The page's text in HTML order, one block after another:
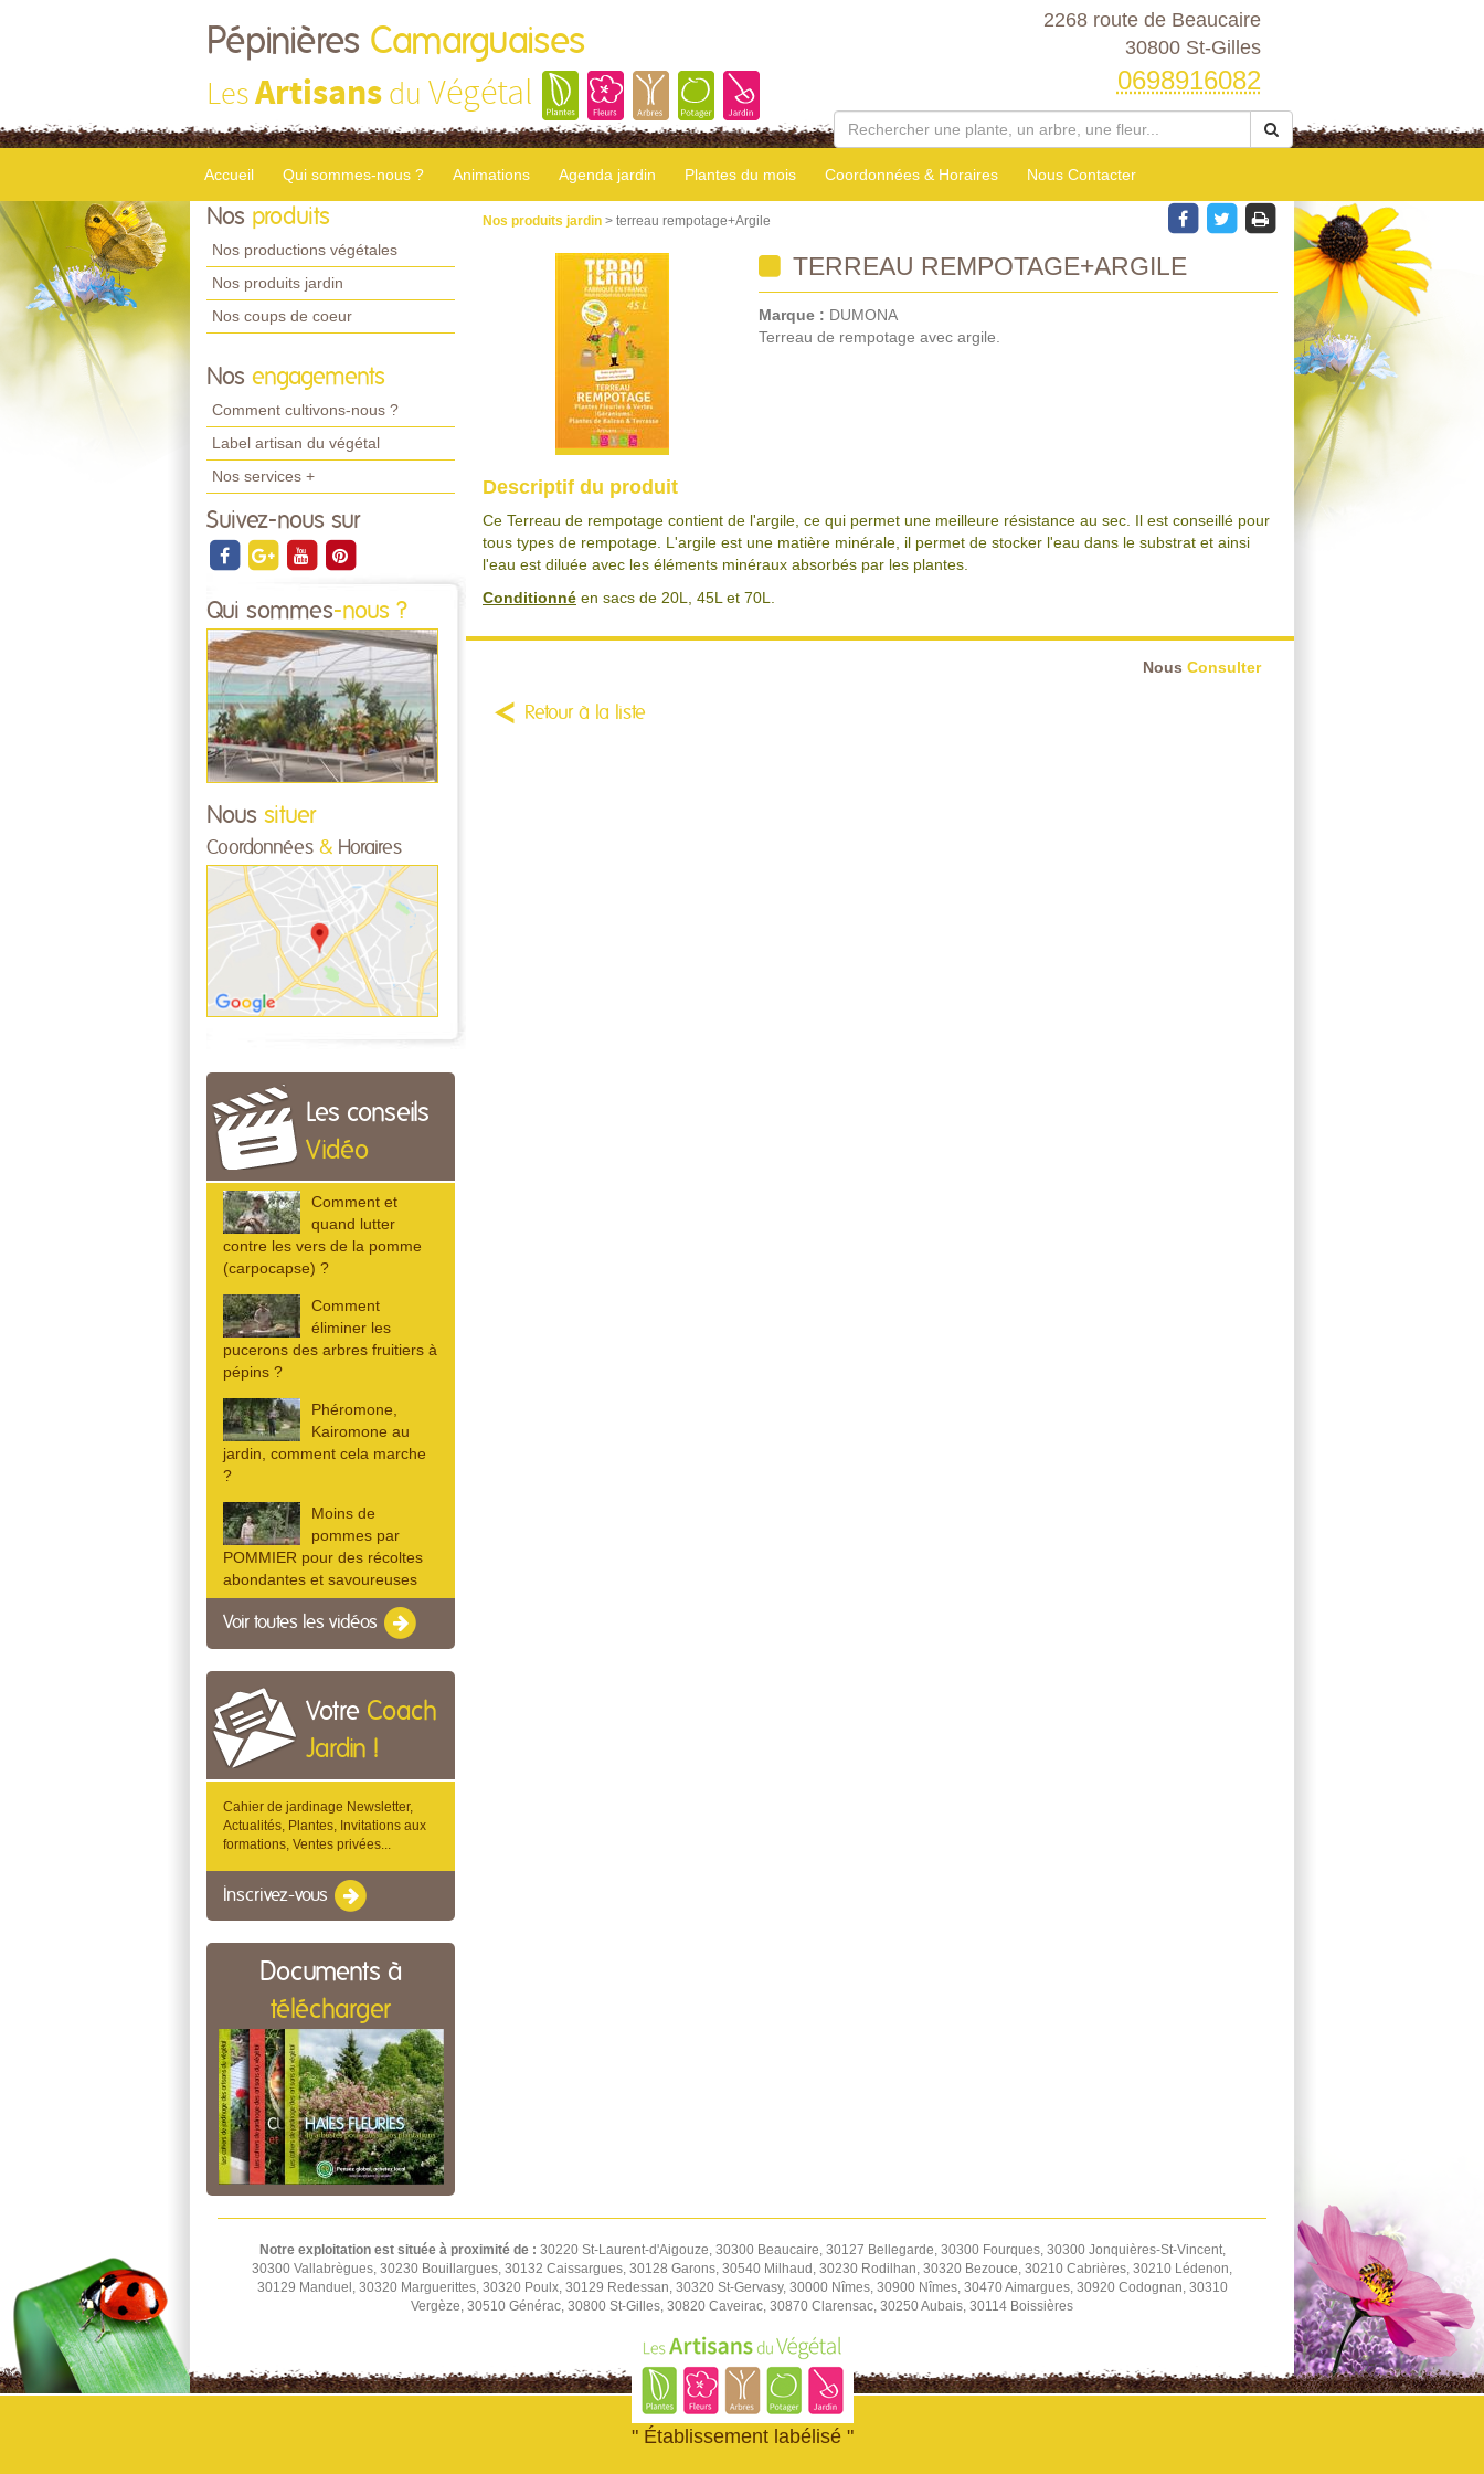
Pépinières Camarguaises
LesArtisans du Végétal
2268 route de Beaucaire
30800 St-Gilles
0698916082
Accueil Qui sommes-nous ? Animations Agenda jardin Plantes du mois Coordonnées & Horaires Nous Contacter
Nos produits
Nos productions végétales
Nos produits jardin
Nos coups de coeur
Nos engagements
Comment cultivons-nous ?
Label artisan du végétal
Nos services +
Suivez-nous sur
Qui sommes-nous ?
Nous situer
Coordonnées & Horaires
Les conseils
Vidéo
Comment et
quand lutter
contre les vers de la pomme
(carpocapse) ?
Comment
éliminer les
pucerons des arbres fruitiers à
pépins ?
Phéromone,
Kairomone au
jardin, comment cela marche
?
Moins de
pommes par
POMMIER pour des récoltes
abondantes et savoureuses
Voir toutes les vidéos
Votre Coach
Jardin !
Cahier de jardinage Newsletter,
Actualités, Plantes, Invitations aux
formations, Ventes privées...
Inscrivez-vous
Documents à
télécharger
Nos produits jardin > terreau rempotage+Argile
TERREAU REMPOTAGE+ARGILE
Marque : DUMONA
Terreau de rempotage avec argile.
Descriptif du produit
Ce Terreau de rempotage contient de l'argile, ce qui permet une meilleure résistance au sec. Il est conseillé pour
tous types de rempotage. L'argile est une matière minérale, il permet de stocker l'eau dans le substrat et ainsi
l'eau est diluée avec les éléments minéraux absorbés par les plantes.
Conditionné en sacs de 20L, 45L et 70L.
Nous Consulter
Retour à la liste
Notre exploitation est située à proximité de : 30220 St-Laurent-d'Aigouze, 30300 Beaucaire, 30127 Bellegarde, 30300 Fourques, 30300 Jonquières-St-Vincent,
30300 Vallabrègues, 30230 Bouillargues, 30132 Caissargues, 30128 Garons, 30540 Milhaud, 30230 Rodilhan, 30320 Bezouce, 30210 Cabrières, 30210 Lédenon,
30129 Manduel, 30320 Marguerittes, 30320 Poulx, 30129 Redessan, 30320 St-Gervasy, 30000 Nîmes, 30900 Nîmes, 30470 Aimargues, 30920 Codognan, 30310
Vergèze, 30510 Générac, 30800 St-Gilles, 30820 Caveirac, 30870 Clarensac, 30250 Aubais, 30114 Boissières
" Établissement labélisé "